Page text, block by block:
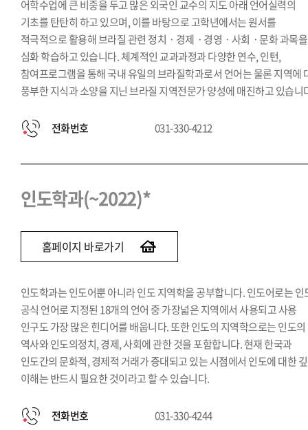
어학수업에 큰 비중을 두고 많은 외국인 교수의 지도 아래 언어실력의
기초를 탄탄히 하고 있으며, 이를 바탕으로 고학년에서는 원서를
적극적으로 활용해 브라질 관련 정치ㆍ경제ㆍ경영ㆍ사회ㆍ문화 과목을
심화 학습하고 있습니다. 체계적인 교과과정과 다양한 연수, 인턴,
참여프로그램을 통해 국내 유일의 브라질학과로서 언어는 물론 지역에
풍부한 지식과 소양을 지닌 브라질 지역전문가 양성에 매진하고 있습니
전화번호 031-330-4212
인도학과(~2022)*
홈페이지 바로가기
인도학과는 인도어뿐 아니라 인도 지역학을 공부합니다. 인도어로는 인
공식 언어로 지정된 18개의 언어 중 가장넓은 지역에서 사용되고 사용
인구도 가장 많은 힌디어를 배웁니다. 또한 인도의 지역학으로는 인도의
역사와 인도의정치, 경제, 사회에 관한 것을 포함합니다. 현재 한국과
인도간의 문화적, 경제적 거래가 증대되고 있는 시점에서 인도에 대한
이해는 반드시 필요한 것이라고 할 수 있습니다.
전화번호 031-330-4244